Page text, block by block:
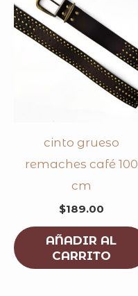
cinto grueso
remaches café 100
cm
$189.00
AÑADIR AL
CARRITO